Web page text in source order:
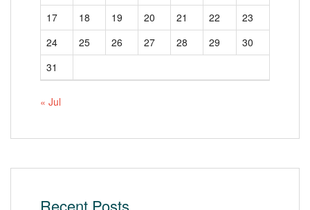
17
18 19 20 21 22
23
24
25 26 27 28 29
30
31
« Jul
Recent Posts